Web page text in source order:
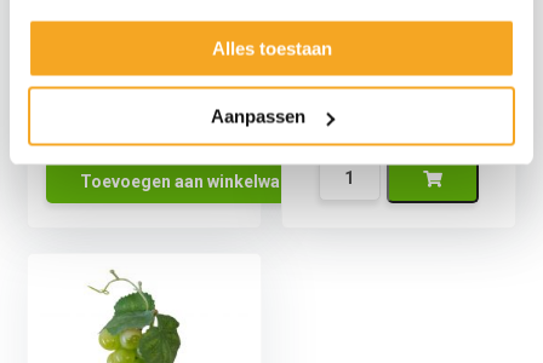
Alles toestaan
Aanpassen
Krulliaan Blauwe
€49,95€41,28excl.
Toevoegen aan winkelwagen
Kunst Druiventros
Klein Rood
Kunst
Druiventros